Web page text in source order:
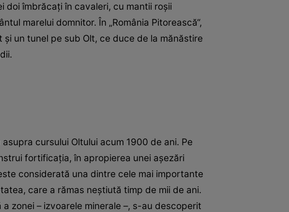
doi îmbrăcaţi în cavaleri, cu mantii roşii
marelui domnitor. În „România Pitorească“,
un tunel pe sub Olt, ce duce de la mănăstire
cursului Oltului acum 1900 de ani. Pe
fortificaţia, în apropierea unei aşezări
considerată una dintre cele mai importante
care a rămas neştiută timp de mii de ani.
zonei – izvoarele minerale –, s-au descoperit